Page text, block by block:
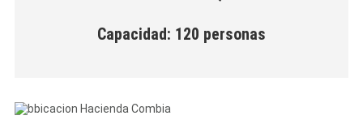
Capacidad: 120 personas